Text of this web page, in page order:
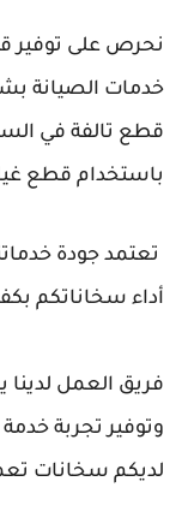
نحرص على توفير
خدمات الصيانة
قطع تالفة في
باستخدام قطع
تعتمد جودة
أداء سخاناتكم
فريق العمل
وتوفير تجربة
لديكم سخانات